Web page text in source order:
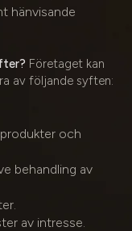
hänvisande
Företaget kan
av följande syften:
och
behandling av
av intresse.